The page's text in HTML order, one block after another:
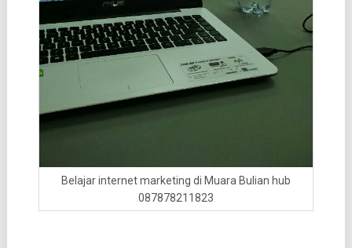
Belajar internet marketing di Muara Bulian hub
087878211823